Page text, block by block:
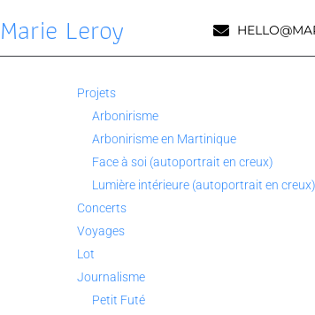
Marie Leroy
Projets
Arbonirisme
Arbonirisme en Martinique
Face à soi (autoportrait en creux)
Lumière intérieure (autoportrait en creux)
Concerts
Voyages
Lot
Journalisme
Petit Futé